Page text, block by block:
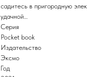
садитесь в пригородную
удачной…
Серия
Pocket book
Издательство
Эксмо
Год